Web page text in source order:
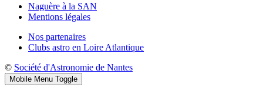
Naguère à la SAN
Mentions légales
Nos partenaires
Clubs astro en Loire Atlantique
© Société d'Astronomie de Nantes
Mobile Menu Toggle